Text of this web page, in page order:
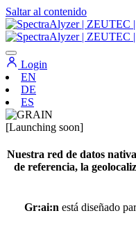
Saltar al contenido
Navegación
principal
Login
EN
DE
ES
[Launching soon]
Nuestra red de datos
de referencia, la
Gr:ai:n está diseñado